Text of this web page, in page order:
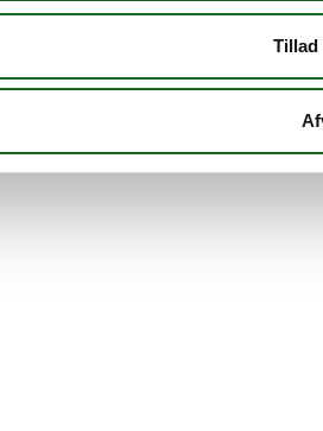
Tillad